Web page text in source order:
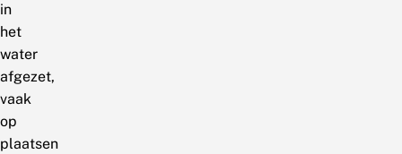
in
het
water
afgezet,
vaak
op
plaatsen